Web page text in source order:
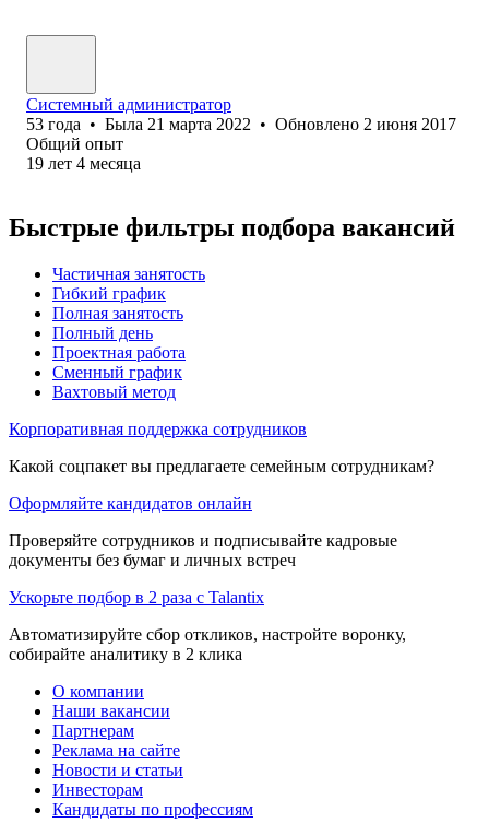
Системный администратор
53 года • Была 21 марта 2022 • Обновлено 2 июня 2017
Общий опыт
19 лет 4 месяца
Быстрые фильтры подбора вакансий
Частичная занятость
Гибкий график
Полная занятость
Полный день
Проектная работа
Сменный график
Вахтовый метод
Корпоративная поддержка сотрудников
Какой соцпакет вы предлагаете семейным сотрудникам?
Оформляйте кандидатов онлайн
Проверяйте сотрудников и подписывайте кадровые
документы без бумаг и личных встреч
Ускорьте подбор в 2 раза с Talantix
Автоматизируйте сбор откликов, настройте воронку,
собирайте аналитику в 2 клика
О компании
Наши вакансии
Партнерам
Реклама на сайте
Новости и статьи
Инвесторам
Кандидаты по профессиям